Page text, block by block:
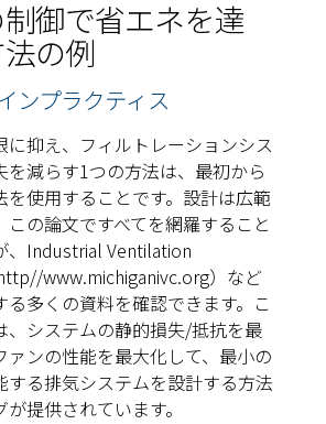
御で省エネを達
の例
ンプラクティス
に抑え、フィルトレーションシス
を減らす1つの方法は、最初から
を使用することです。設計は広範
この論文ですべてを網羅すること
、Industrial Ventilation
www.michiganivc.org）など
る多くの資料を確認できます。こ
、システムの静的損失/抵抗を最
ァンの性能を最大化して、最小の
する排気システムを設計する方法
提供されています。